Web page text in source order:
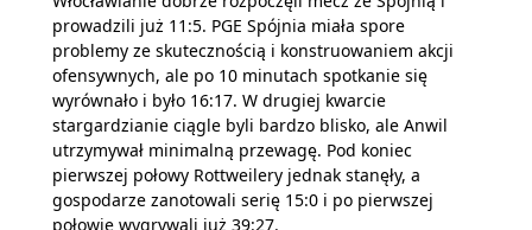
prowadzili już 11:5. PGE Spójnia miała spore
problemy ze skutecznością i konstruowaniem akcji
ofensywnych, ale po 10 minutach spotkanie się
wyrównało i było 16:17. W drugiej kwarcie
stargardzianie ciągle byli bardzo blisko, ale Anwil
utrzymywał minimalną przewagę. Pod koniec
pierwszej połowy Rottweilery jednak stanęły, a
gospodarze zanotowali serię 15:0 i po pierwszej
połowie wygrywali już 39:27.